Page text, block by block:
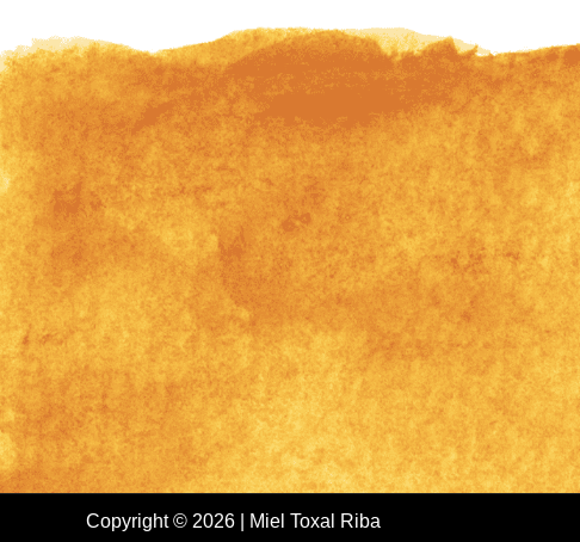
Copyright © 2026 | Miel Toxal Riba